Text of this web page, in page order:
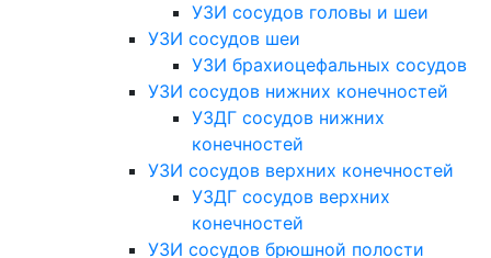
УЗИ сосудов головы и шеи
УЗИ сосудов шеи
УЗИ брахиоцефальных сосудов
УЗИ сосудов нижних конечностей
УЗДГ сосудов нижних
конечностей
УЗИ сосудов верхних конечностей
УЗДГ сосудов верхних
конечностей
УЗИ сосудов брюшной полости